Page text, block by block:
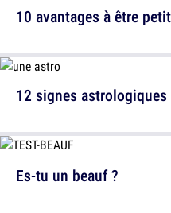
10 avantages à être
12 signes
Es-tu un beauf ?